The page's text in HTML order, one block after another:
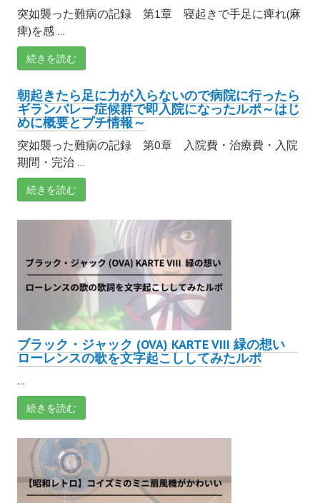
突如襲った難病の記録 第1章 寝起きで手足に痺れ(麻
痺)を感 ...
続きを読む
朝起きたら足に力が入らないので病院に行ったら
ギランバレー症候群で即入院になったルポ～はじ
めに概要とプチ情報～
突如襲った難病の記録 第0章 入院費・治療費・入院
期間・完治 ...
続きを読む
ブラック・ジャック (OVA) KARTE VIII 緑の想い
ローレンスの歌を文字起こししてみたルポ
...
続きを読む